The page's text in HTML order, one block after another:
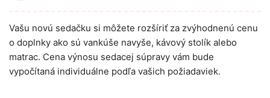
Vašu novú sedačku si môžete rozšíriť za zvýhodnenú cenu
o doplnky ako sú vankúše navyše, kávový stolík alebo
matrac. Cena výnosu sedacej súpravy vám bude
vypočítaná individuálne podľa vašich požiadaviek.